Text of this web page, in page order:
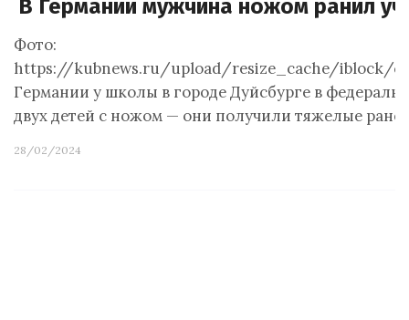
В Германии мужчина ножом ранил
Фото:
https://kubnews.ru/upload/resize_cache/iblock/
Германии у школы в городе Дуйсбурге в
двух детей с ножом — они получили тяжелые
28/02/2024